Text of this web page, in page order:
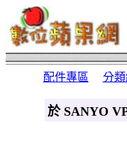
配件專區 分
於 SANYO